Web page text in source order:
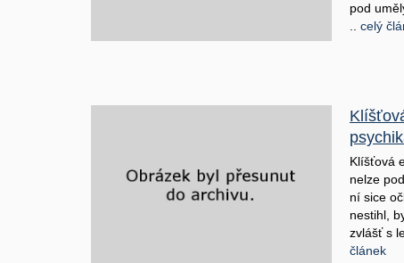
pod
celý
Klíšťová
nelze
ní sice
nestihl,
zvlášť s
článek